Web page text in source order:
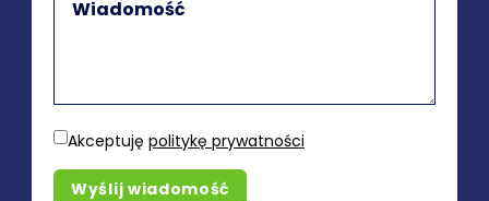
Akceptuję politykę prywatności
Wyślij wiadomość